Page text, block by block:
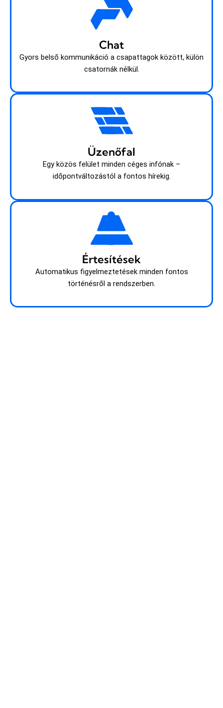
Chat
Gyors belső kommunikáció a csapattagok között, külön
csatornák nélkül.
Üzenőfal
Egy közös felület minden céges infónak –
időpontváltozástól a fontos hírekig.
Értesítések
Automatikus figyelmeztetések minden fontos
történésről a rendszerben.